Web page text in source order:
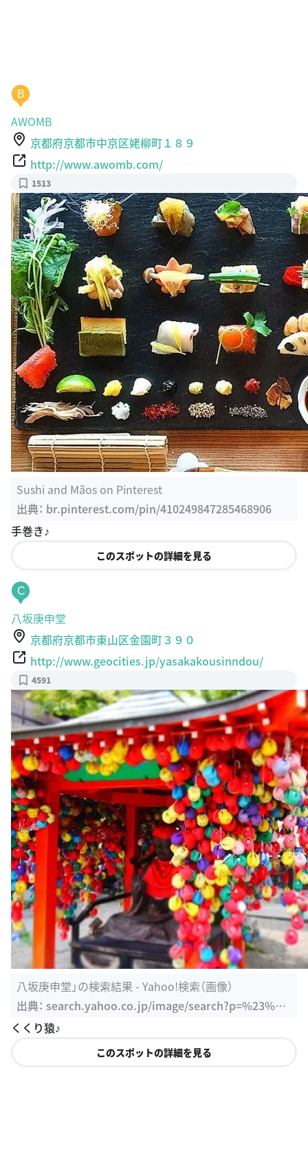
B
AWOMB
京都府京都市中京区姥柳町１８９
http://www.awomb.com/
1513
Sushi and Mãos on Pinterest
出典： br.pinterest.com/pin/410249847285468906
手巻き♪
このスポットの詳細を見る
C
八坂庚申堂
京都府京都市東山区金園町３９０
http://www.geocities.jp/yasakakousinndou/
4591
八坂庚申堂」の検索結果 - Yahoo!検索（画像）
出典： search.yahoo.co.jp/image/search?p=%23%E
5%85%AB%E5%9D%82%E5%BA%9A%E7%94%B
くくり猿♪
このスポットの詳細を見る